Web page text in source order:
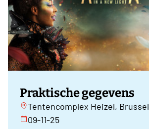
Praktische gegevens
Tentencomplex Heizel, Brussel
09-11-25